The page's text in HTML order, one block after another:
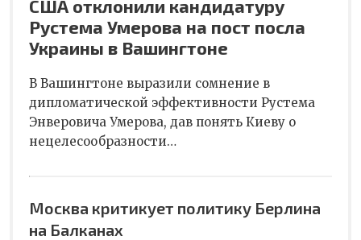
США отклонили кандидатуру
Рустема Умерова на пост посла
Украины в Вашингтоне
В Вашингтоне выразили сомнение в
дипломатической эффективности Рустема
Энверовича Умерова, дав понять Киеву о
нецелесообразности…
Москва критикует политику Берлина
на Балканах